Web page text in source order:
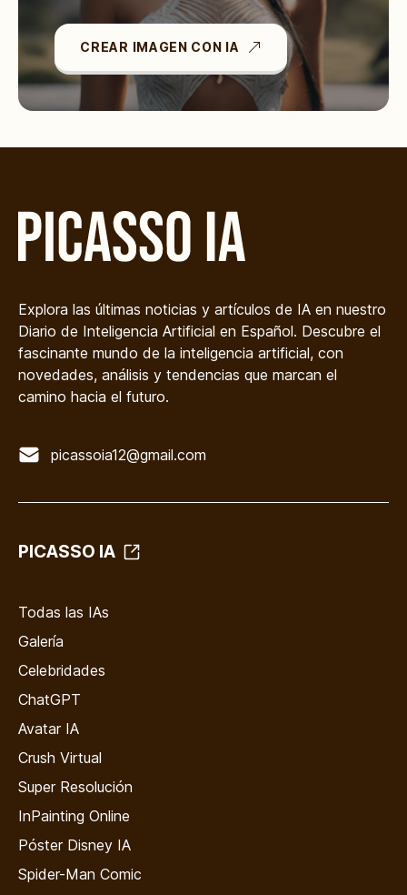
CREAR IMAGEN CON IA
Explora las últimas noticias y artículos de IA en nuestro
Diario de Inteligencia Artificial en Español. Descubre el
fascinante mundo de la inteligencia artificial, con
novedades, análisis y tendencias que marcan el
camino hacia el futuro.
picassoia12@gmail.com
PICASSO IA
Todas las IAs
Galería
Celebridades
ChatGPT
Avatar IA
Crush Virtual
Super Resolución
InPainting Online
Póster Disney IA
Spider-Man Comic